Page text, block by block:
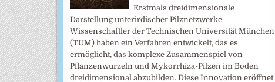
Erstmals dreidimensionale
Darstellung unterirdischer Pilznetzwerke
Wissenschaftler der Technischen Universität München
(TUM) haben ein Verfahren entwickelt, das es
ermöglicht, das komplexe Zusammenspiel von
Pflanzenwurzeln und Mykorrhiza-Pilzen im Boden
dreidimensional abzubilden. Diese Innovation eröffnet